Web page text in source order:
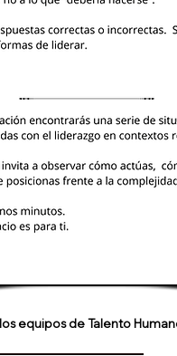
equipos de Talento